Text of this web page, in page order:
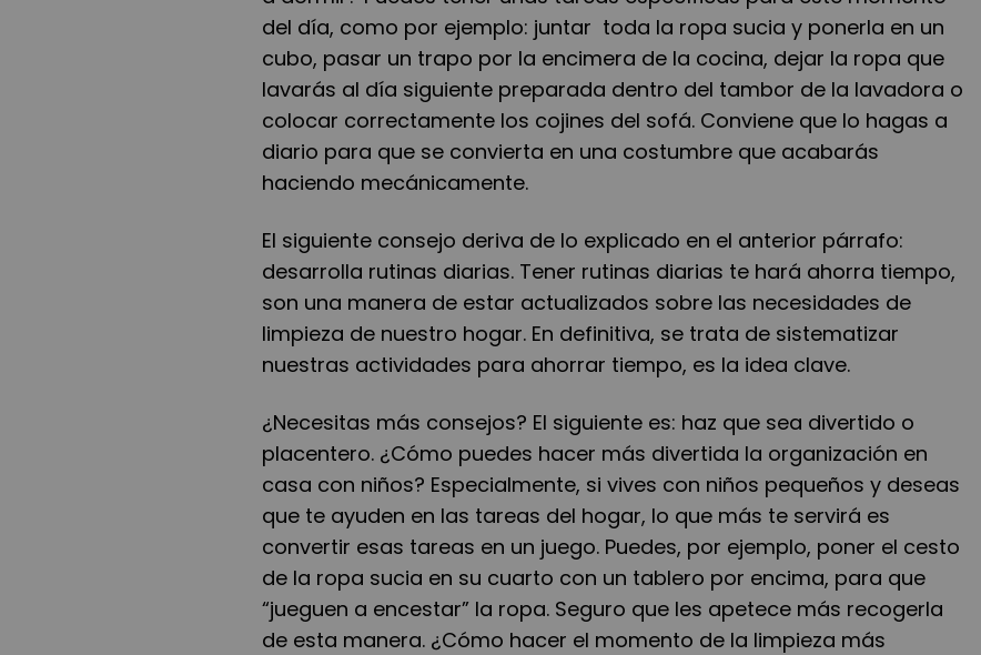
del día, como por ejemplo: juntar toda la ropa sucia y ponerla en un
cubo, pasar un trapo por la encimera de la cocina, dejar la ropa que
lavarás al día siguiente preparada dentro del tambor de la lavadora o
colocar correctamente los cojines del sofá. Conviene que lo hagas a
diario para que se convierta en una costumbre que acabarás
haciendo mecánicamente.
El siguiente consejo deriva de lo explicado en el anterior párrafo:
desarrolla rutinas diarias. Tener rutinas diarias te hará ahorra tiempo,
son una manera de estar actualizados sobre las necesidades de
limpieza de nuestro hogar. En definitiva, se trata de sistematizar
nuestras actividades para ahorrar tiempo, es la idea clave.
¿Necesitas más consejos? El siguiente es: haz que sea divertido o
placentero. ¿Cómo puedes hacer más divertida la organización en
casa con niños? Especialmente, si vives con niños pequeños y deseas
que te ayuden en las tareas del hogar, lo que más te servirá es
convertir esas tareas en un juego. Puedes, por ejemplo, poner el cesto
de la ropa sucia en su cuarto con un tablero por encima, para que
“jueguen a encestar” la ropa. Seguro que les apetece más recogerla
de esta manera. ¿Cómo hacer el momento de la limpieza más